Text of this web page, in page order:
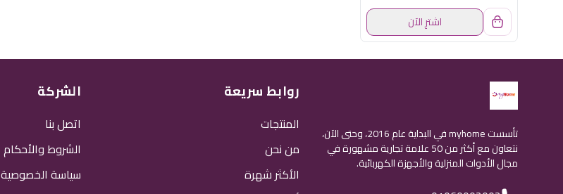
اشترِ الآن
تأسست myhome في البداية عام 2016، وحتى الآن،
نتعاون مع أكثر من 50 علامة تجارية مشهورة في
مجال الأدوات المنزلية والأجهزة الكهربائية.
روابط سريعة
المنتجات
من نحن
الأكثر شهرة
الشركة
اتصل بنا
الشروط والأحكام
سياسة الخصوصية